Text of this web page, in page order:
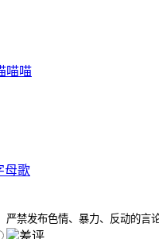
喵喵
母歌
严禁发布色情、暴力、反动的言
差评